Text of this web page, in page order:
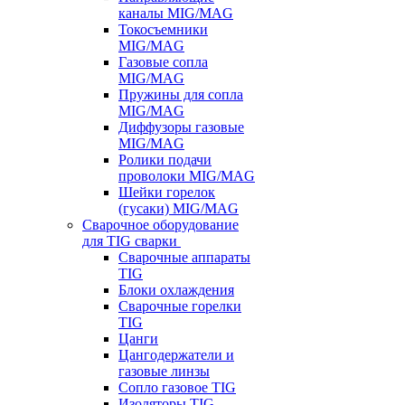
каналы MIG/MAG
Токосъемники
MIG/MAG
Газовые сопла
MIG/MAG
Пружины для сопла
MIG/MAG
Диффузоры газовые
MIG/MAG
Ролики подачи
проволоки MIG/MAG
Шейки горелок
(гусаки) MIG/MAG
Сварочное оборудование
для TIG сварки
Сварочные аппараты
TIG
Блоки охлаждения
Сварочные горелки
TIG
Цанги
Цангодержатели и
газовые линзы
Сопло газовое TIG